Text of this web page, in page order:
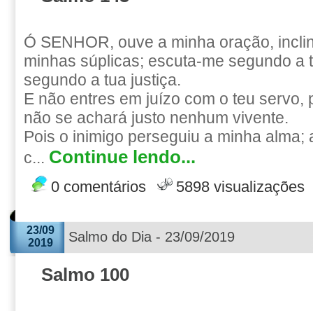
Ó SENHOR, ouve a minha oração,
minhas súplicas; escuta-me segundo a
segundo a tua justiça.
E não entres em juízo com o teu servo,
não se achará justo nenhum vivente.
Pois o inimigo perseguiu a minha alma;
c... Continue lendo...
0 comentários 5898 visualizações
23/09
2019
Salmo do Dia - 23/09/2019
Salmo 100